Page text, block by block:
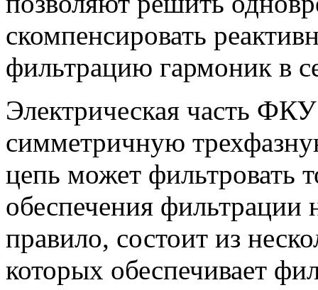
скомпенсировать
фильтрацию гармоник в
Электрическая часть
симметричную
цепь может фильтровать
обеспечения
правило, состоит из
которых обеспечивает